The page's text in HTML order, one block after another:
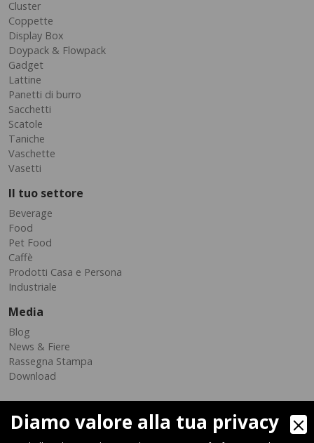
Cluster
Coppette
Display Box
Doypack & Flowpack
Gadget
Lattine
Panetti di burro
Sacchetti
Scatole
Taniche
Vaschette
Vasetti
Il tuo settore
Beverage
Food
Pet Food
Caffè
Prodotti Casa e Persona
Industriale
Media
Blog
News & Fiere
Rassegna Stampa
Download
Diamo valore alla tua privacy